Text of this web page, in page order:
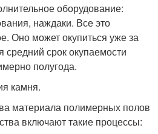
оборудование:
наждаки. Все это
Оно может окупиться уже за
средний срок окупаемости
полугода.
камня.
материала полимерных полов
включают такие процессы: